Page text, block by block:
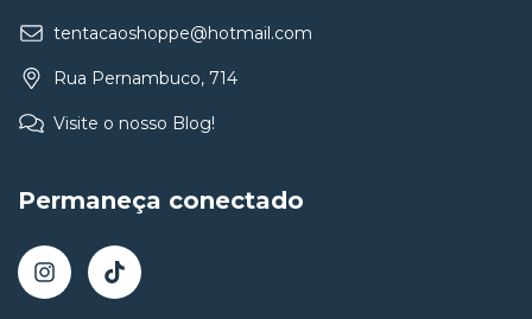
tentacaoshoppe@hotmail.com
Rua Pernambuco, 714
Visite o nosso Blog!
Permaneça conectado